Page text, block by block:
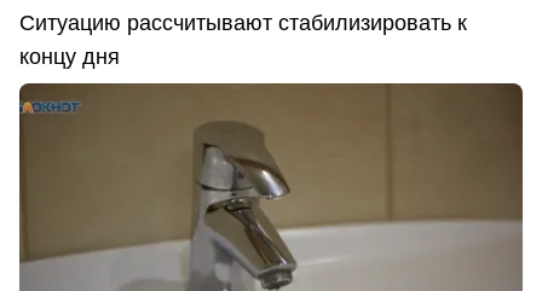
Ситуацию рассчитывают стабилизировать к
концу дня